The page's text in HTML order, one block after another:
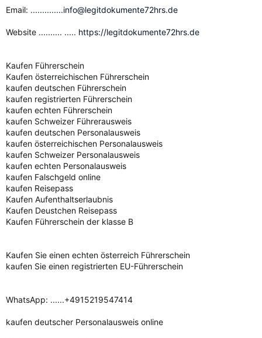
Email: ..............info@legitdokumente72hrs.de
Website .......... ..... https://legitdokumente72hrs.de
Kaufen Führerschein
Kaufen österreichischen Führerschein
kaufen deutschen Führerschein
kaufen registrierten Führerschein
kaufen echten Führerschein
kaufen Schweizer Führerausweis
kaufen deutschen Personalausweis
kaufen österreichischen Personalausweis
kaufen Schweizer Personalausweis
kaufen echten Personalausweis
kaufen Falschgeld online
kaufen Reisepass
Kaufen Aufenthaltserlaubnis
Kaufen Deustchen Reisepass
Kaufen Führerschein der klasse B
Kaufen Sie einen echten österreich Führerschein
kaufen Sie einen registrierten EU-Führerschein
WhatsApp: ......+4915219547414
kaufen deutscher Personalausweis online